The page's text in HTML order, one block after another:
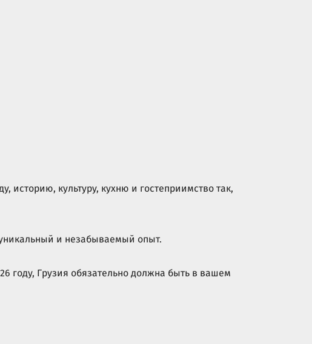
культуру, кухню и гостеприимство так,
и незабываемый опыт.
году, Грузия обязательно должна быть в вашем